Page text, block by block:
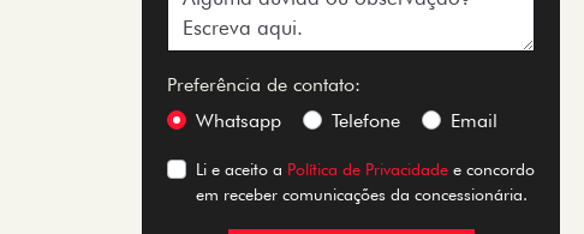
Preferência de contato:
Whatsapp
Telefone Email
Li e aceito a Política de Privacidade e concordo
em receber comunicações da concessionária.